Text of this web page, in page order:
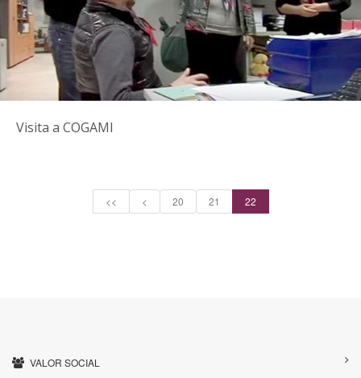
Visita a COGAMI
<< < 20 21 22
VALOR SOCIAL